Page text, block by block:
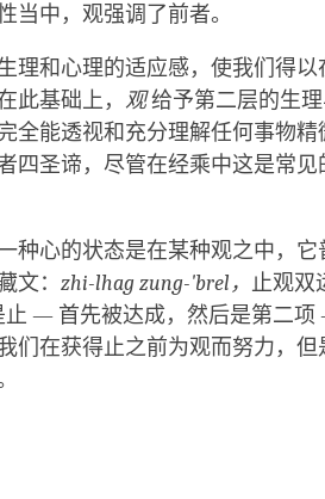
当中，观强调了前者。
理和心理的适应感，使我们得
此基础上， 观给予第二层的生
全能透视和充分理解任何事物
四圣谛，尽管在经乘中这是常
种心的状态是在某种观之中，
文： zhi-lhag zung-'brel， 止观双
— 首先被达成，然后是第二项
们在获得止之前为观而努力，